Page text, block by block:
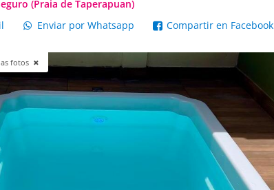
(Praia de Taperapuan)
Enviar por Whatsapp Compartir en Facebook
fotos